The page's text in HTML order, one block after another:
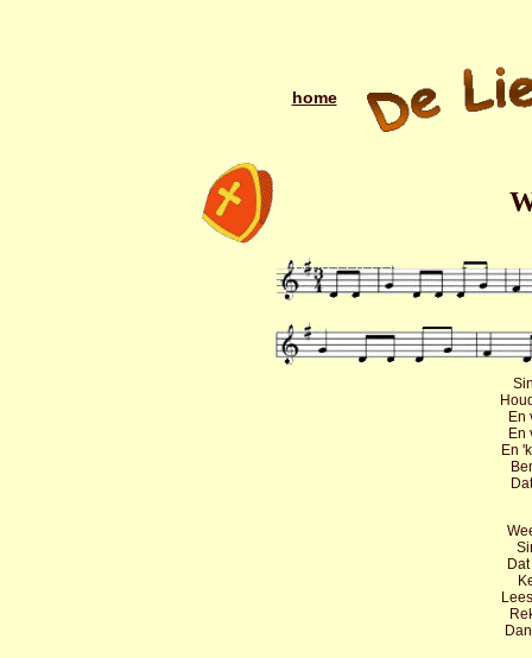
home
En
En
En